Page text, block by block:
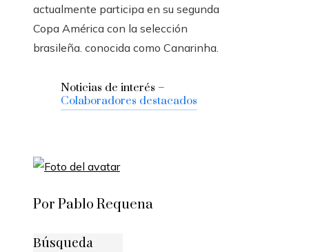
actualmente participa en su segunda
Copa América con la selección
brasileña. conocida como Canarinha.
Noticias de interés –
Colaboradores destacados
Por Pablo Requena
Búsqueda